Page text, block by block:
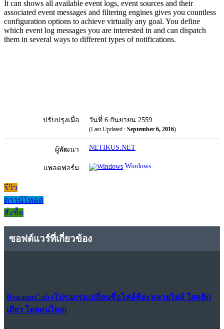
It can shows all available event logs, event sources and their
associated event messages and filtering engines gives you countless
configuration options to achieve virtually any goal. You define
which event log messages you are interested in and can dispatch
them in several ways to different types of notifications.
ปรับปรุงเมื่อ วันที่ 6 กันยายน 2559
(Last Updated : September 6, 2016)
ผู้พัฒนา NETIKUS.NET
แพลตฟอร์ม Windows
รีวิว
ดาวน์โหลด
สั่งซื้อ
ซอฟต์แวร์ที่เกี่ยวข้อง
RenameCub (โปรแกรมเปลี่ยนชื่อไฟล์ทีละหลายไฟล์ ใสคลิก
เดียว โดยคนไทย)